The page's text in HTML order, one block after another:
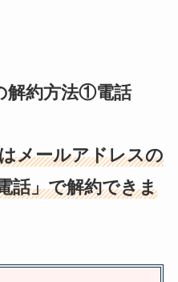
解約方法①電話
メールアドレスの
話」で解約できま